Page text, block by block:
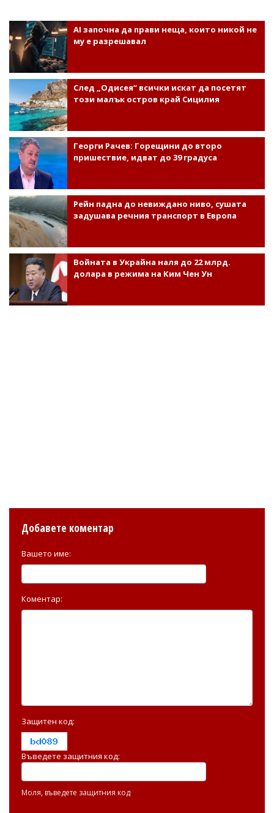
AI започна да прави неща, които никой не
му е разрешавал
След „Одисея“ всички искат да посетят
този малък остров край Сицилия
Георги Рачев: Горещини до второ
пришествие, идват до 39 градуса
Рейн падна до невиждано ниво, сушата
задушава речния транспорт в Европа
Войната в Украйна наля до 22 млрд.
долара в режима на Ким Чен Ун
Добавете коментар
Вашето име:
Коментар:
Защитен код:
Въведете защитния код:
Моля, въведете защитния код